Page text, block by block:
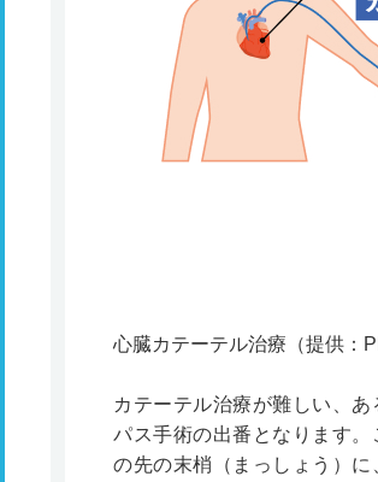
心臓カテーテル治療（提供：
カテーテル治療が難しい、
パス手術の出番となります
の先の末梢（まっしょう）